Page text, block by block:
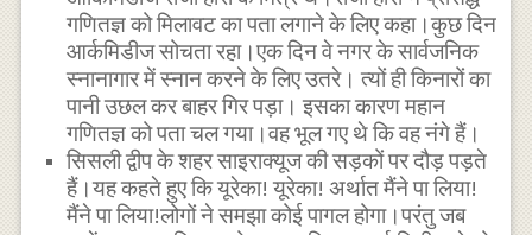
गणितज्ञ को मिलावट का पता लगाने के लिए कहा।कुछ दिन
आर्कमिडीज सोचता रहा।एक दिन वे नगर के सार्वजनिक
स्नानागार में स्नान करने के लिए उतरे। त्यों ही किनारों का
पानी उछल कर बाहर गिर पड़ा। इसका कारण महान
गणितज्ञ को पता चल गया।वह भूल गए थे कि वह नंगे हैं।
सिसली द्वीप के शहर साइराक्यूज की सड़कों पर दौड़ पड़ते
हैं।यह कहते हुए कि यूरेका! यूरेका! अर्थात मैंने पा लिया!
मैंने पा लिया!लोगों ने समझा कोई पागल होगा।परंतु जब